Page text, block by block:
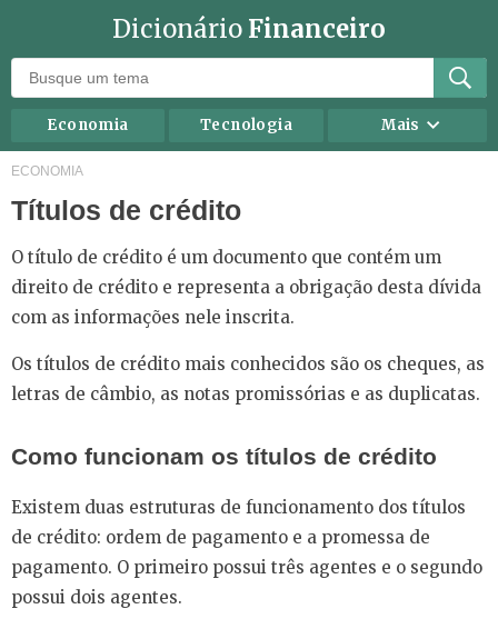
Dicionário Financeiro
Economia Tecnologia Mais
Recursos humanos
Negócios
Direito
Impostos
Carreira
Marketing
Contabilidade
Finanças Pessoais
ECONOMIA
Títulos de crédito
O título de crédito é um documento que contém um
direito de crédito e representa a obrigação desta dívida
com as informações nele inscrita.
Os títulos de crédito mais conhecidos são os cheques, as
letras de câmbio, as notas promissórias e as duplicatas.
Como funcionam os títulos de crédito
Existem duas estruturas de funcionamento dos títulos
de crédito: ordem de pagamento e a promessa de
pagamento. O primeiro possui três agentes e o segundo
possui dois agentes.